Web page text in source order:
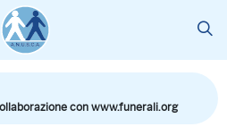
con www.funerali.org